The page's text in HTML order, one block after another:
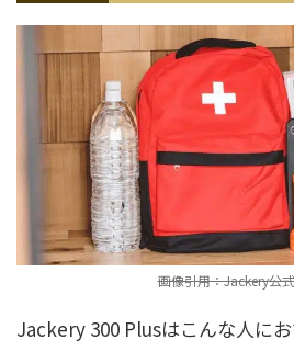
画像引用：Jackery公
Jackery 300 Plusはこんな人にお